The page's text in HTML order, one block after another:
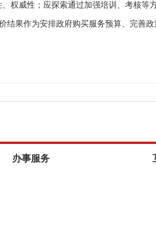
权威性；应探索通过加强培训、考核等
果作为安排政府购买服务预算、完善政
办事服务